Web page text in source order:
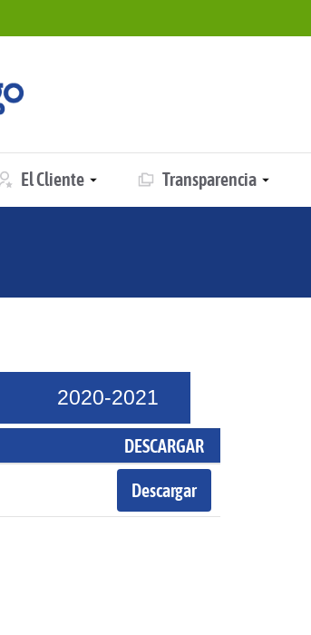
El Cliente Transparencia
2020-2021
DESCARGAR
DESCARGAR
Descargar